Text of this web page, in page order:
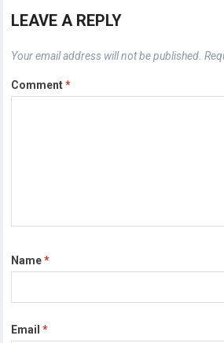
LEAVE A REPLY
Your email address will not be published.
Comment*
Name*
Email*